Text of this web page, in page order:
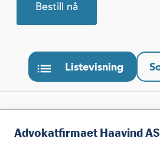
Bestill nå
Listevisning
Advokatfirmaet Haavind AS